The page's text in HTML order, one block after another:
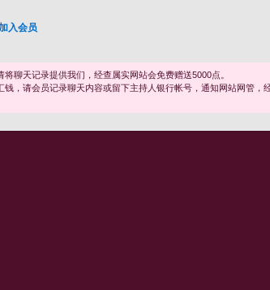
入会员
聊天记录提供我们，经查属实网站会免费赠送5000点。
，请会员记录聊天内容或留下主持人银行帐号，通知网站网管，